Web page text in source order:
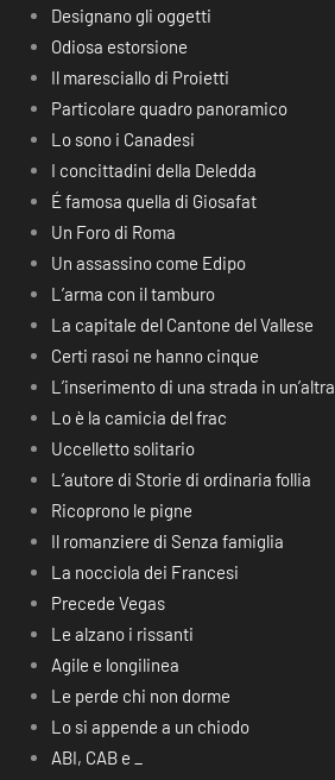
Designano gli oggetti
Odiosa estorsione
Il maresciallo di Proietti
Particolare quadro panoramico
Lo sono i Canadesi
I concittadini della Deledda
É famosa quella di Giosafat
Un Foro di Roma
Un assassino come Edipo
L’arma con il tamburo
La capitale del Cantone del Vallese
Certi rasoi ne hanno cinque
L’inserimento di una strada in un’altra
Lo è la camicia del frac
Uccelletto solitario
L’autore di Storie di ordinaria follia
Ricoprono le pigne
Il romanziere di Senza famiglia
La nocciola dei Francesi
Precede Vegas
Le alzano i rissanti
Agile e longilinea
Le perde chi non dorme
Lo si appende a un chiodo
ABI, CAB e _